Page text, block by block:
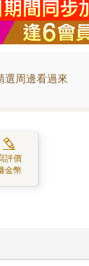
周邊看過來
評價
金幣